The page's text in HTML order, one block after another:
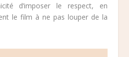
d’imposer le respect, en
le film à ne pas louper de la